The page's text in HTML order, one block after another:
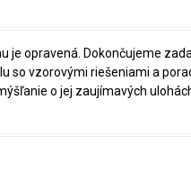
je opravená. Dokončujeme
so vzorovými riešeniami a
o jej zaujímavých